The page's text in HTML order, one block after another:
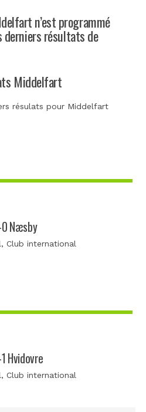
n’est programmé
derniers résultats de
Middelfart
résulats pour Middelfart
Næsby
, Club international
Hvidovre
, Club international